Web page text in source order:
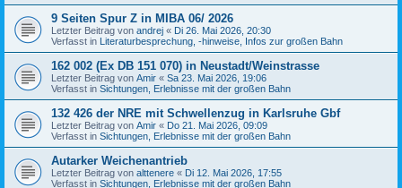
9 Seiten Spur Z in MIBA 06/ 2026
Letzter Beitrag von andrej « Di 26. Mai 2026, 20:30
Verfasst in Literaturbesprechung, -hinweise, Infos zur großen Bahn
162 002 (Ex DB 151 070) in Neustadt/Weinstrasse
Letzter Beitrag von Amir « Sa 23. Mai 2026, 19:06
Verfasst in Sichtungen, Erlebnisse mit der großen Bahn
132 426 der NRE mit Schwellenzug in Karlsruhe Gbf
Letzter Beitrag von Amir « Do 21. Mai 2026, 09:09
Verfasst in Sichtungen, Erlebnisse mit der großen Bahn
Autarker Weichenantrieb
Letzter Beitrag von alttenere « Di 12. Mai 2026, 17:55
Verfasst in Sichtungen, Erlebnisse mit der großen Bahn